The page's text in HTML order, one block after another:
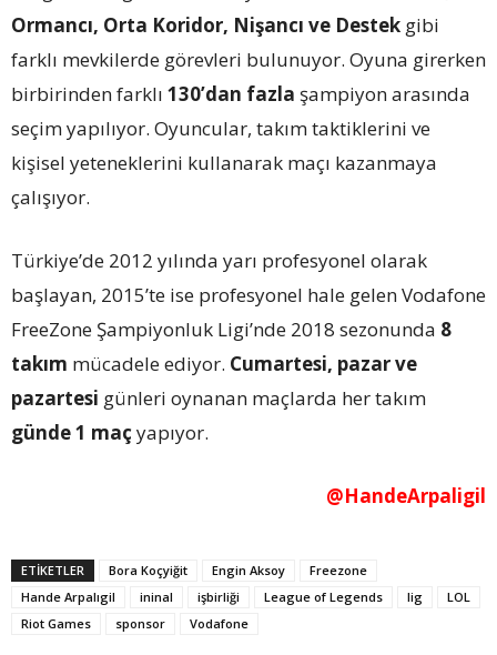
Ormancı, Orta Koridor, Nişancı ve Destek gibi
farklı mevkilerde görevleri bulunuyor. Oyuna girerken
birbirinden farklı 130’dan fazla şampiyon arasında
seçim yapılıyor. Oyuncular, takım taktiklerini ve
kişisel yeteneklerini kullanarak maçı kazanmaya
çalışıyor.
Türkiye’de 2012 yılında yarı profesyonel olarak
başlayan, 2015’te ise profesyonel hale gelen Vodafone
FreeZone Şampiyonluk Ligi’nde 2018 sezonunda 8
takım mücadele ediyor. Cumartesi, pazar ve
pazartesi günleri oynanan maçlarda her takım
günde 1 maç yapıyor.
@HandeArpaligil
ETİKETLER Bora Koçyiğit Engin Aksoy
Freezone
Hande Arpalıgil
ininal işbirliği League of Legends lig
LOL
Riot Games
sponsor Vodafone